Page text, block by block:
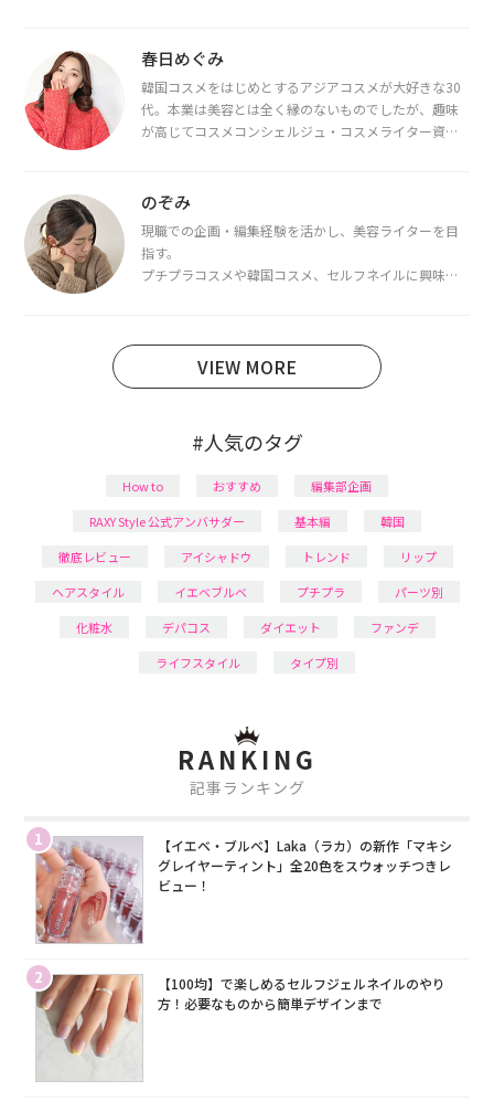
春日めぐみ
韓国コスメをはじめとするアジアコスメが大好きな30
代。本業は美容とは全く縁のないものでしたが、趣味
が高じてコスメコンシェルジュ・コスメライター資格
断・骨格診断によるイメージコンサルティングも行っ
のぞみ
現職での企画・編集経験を活かし、美容ライターを目
指す。
プチプラコスメや韓国コスメ、セルフネイルに興味が
日本化粧品検定1級保有。
VIEW MORE
#人気のタグ
How to おすすめ
編集部企画
RAXY Style 公式アンバサダー
基本編
韓国
徹底レビュー
アイシャドウ トレンド
リップ
ヘアスタイル
イエベブルベ プチプラ
パーツ別
化粧水
デパコス ダイエット
ファンデ
ライフスタイル
タイプ別
RANKING
記事ランキング
1
【イエベ・ブルベ】Laka（ラカ）の新作「マキシ
グレイヤーティント」全20色をスウォッチつきレ
ビュー！
2
【100均】で楽しめるセルフジェルネイルのやり
方！必要なものから簡単デザインまで